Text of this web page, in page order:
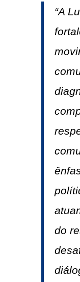
“A
do